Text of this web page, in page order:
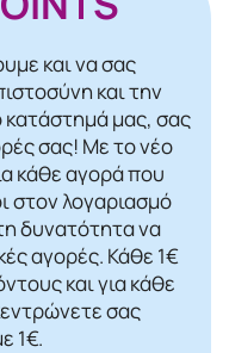
και να σας
και την
κατάστημά μας, σας
σας! Mε το νέο
κάθε αγορά που
στον λογαριασμό
δυνατότητα να
αγορές. Κάθε 1€
και για κάθε
σας
1€.